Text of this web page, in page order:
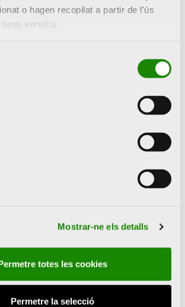
o hagen recopilat a partir de l'ús
servicis.
Mostrar-ne els detalls
totes les cookies
Permetre la selecció
individuals en
internacional com el
Louisiana Museum
of Modern Art,
Dinamarca, la South
Gallery de Londres,
el Baltimore
Museum of Art, el De
Pont Museum de